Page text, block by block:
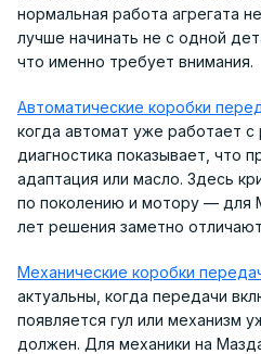
нормальная работа агрегата
лучше начинать не с одной
что именно требует внимания.
Автоматические коробки
когда автомат уже работает с
диагностика показывает, что
адаптация или масло. Здесь
по поколению и мотору — для
лет решения заметно
Механические коробки
актуальны, когда передачи
появляется гул или механизм
должен. Для механики на